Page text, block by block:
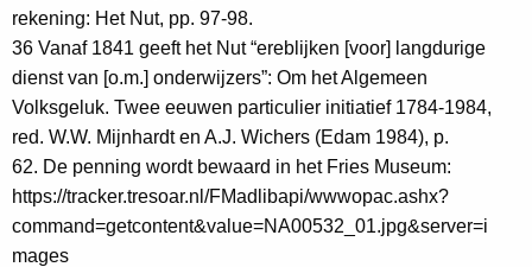
rekening: Het Nut, pp. 97-98.
36 Vanaf 1841 geeft het Nut “ereblijken [voor] langdurige
dienst van [o.m.] onderwijzers”: Om het Algemeen
Volksgeluk. Twee eeuwen particulier initiatief 1784-1984,
red. W.W. Mijnhardt en A.J. Wichers (Edam 1984), p.
62. De penning wordt bewaard in het Fries Museum:
https://tracker.tresoar.nl/FMadlibapi/wwwopac.ashx?
command=getcontent&value=NA00532_01.jpg&server=i
mages